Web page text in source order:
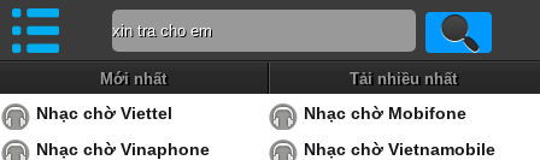
Mới nhất Tải nhiều nhất
Nhạc chờ Viettel
Nhạc chờ Mobifone
Nhạc chờ Vinaphone
Nhạc chờ Vietnamobile